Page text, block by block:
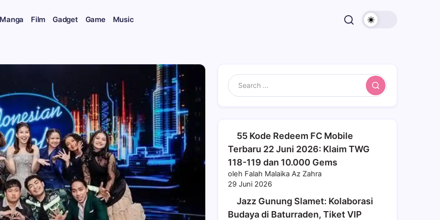
Film Gadget Game Music
Search
55 Kode Redeem FC Mobile
Terbaru 22 Juni 2026: Klaim TWG
118-119 dan 10.000 Gems
oleh Falah Malaika Az Zahra
29 Juni 2026
Jazz Gunung Slamet: Kolaborasi
Budaya di Baturraden, Tiket VIP